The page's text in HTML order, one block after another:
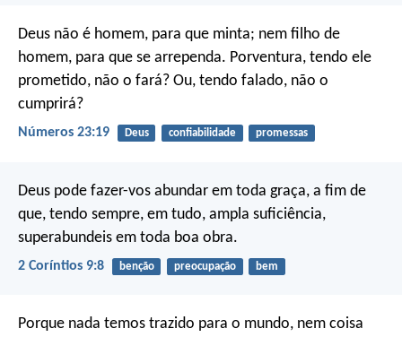
Deus não é homem, para que minta; nem filho de
homem, para que se arrependa. Porventura, tendo ele
prometido, não o fará? Ou, tendo falado, não o
cumprirá?
Números 23:19 Deus confiabilidade promessas
Deus pode fazer-vos abundar em toda graça, a fim de
que, tendo sempre, em tudo, ampla suficiência,
superabundeis em toda boa obra.
2 Coríntios 9:8 benção preocupação bem
Porque nada temos trazido para o mundo, nem coisa